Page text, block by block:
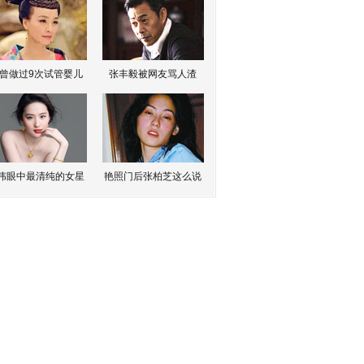
做过9次试管婴儿 张丰毅被网友骂人渣
眼中最清纯的女星 艳照门后张柏芝这么说